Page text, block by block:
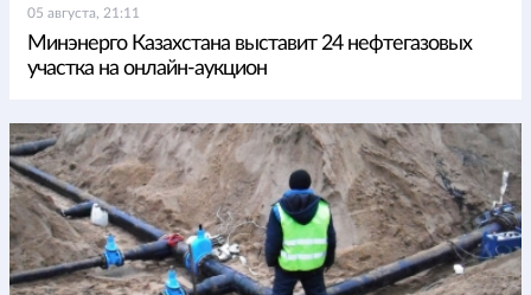
05 августа, 21:11
Минэнерго Казахстана выставит 24 нефтегазовых
участка на онлайн-аукцион